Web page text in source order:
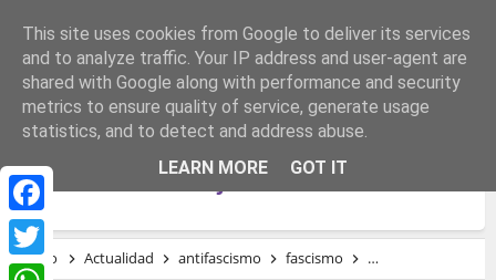
Facebook
Twitter
NUEVO GOBIERNO | ¿POR QUÉ ESCUECE
EL TRIÁNGULO ROJO?
Inicio Actualidad antifascismo fascismo Posfranquismo
This site uses cookies from Google to deliver its services
and to analyze traffic. Your IP address and user-agent are
shared with Google along with performance and security
metrics to ensure quality of service, generate usage
statistics, and to detect and address abuse.
LEARN MORE
GOT IT